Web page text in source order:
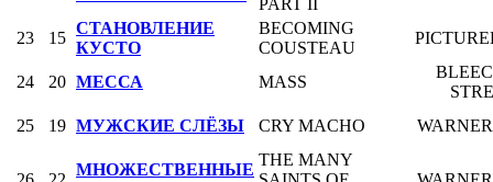
23 15
СТАНОВЛЕНИЕ
КУСТО
BECOMING
COUSTEAU
24 20 МЕССА MASS
25
19 МУЖСКИЕ СЛЁЗЫ CRY MACHO
МНОЖЕСТВЕННЫЕ
THE MANY